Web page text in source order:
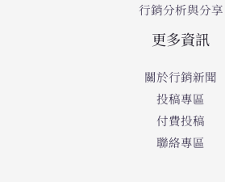
行銷分析與分享
更多資訊
關於行銷新聞
投稿專區
付費投稿
聯絡專區